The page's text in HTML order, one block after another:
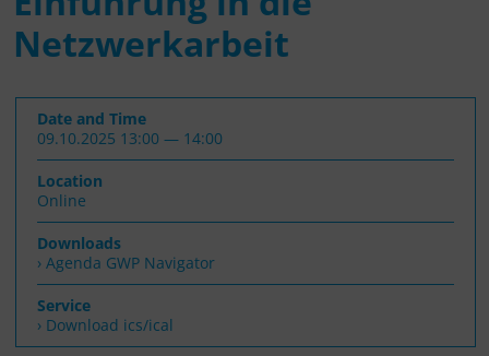
Netzwerkarbeit
Date and Time
09.10.2025 13:00 — 14:00
Location
Online
Downloads
Agenda GWP Navigator
Service
› Download ics/ical